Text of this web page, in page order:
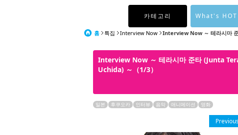
카테고리 What's
홈 특집 Interview Now Interview Now ～ 테라시마
Interview Now ～ 테라시마 준타 (Junta
Uchida) ～（1/3）
일본 후쿠오카 인터뷰 음악 애니메이션 영화
Previous